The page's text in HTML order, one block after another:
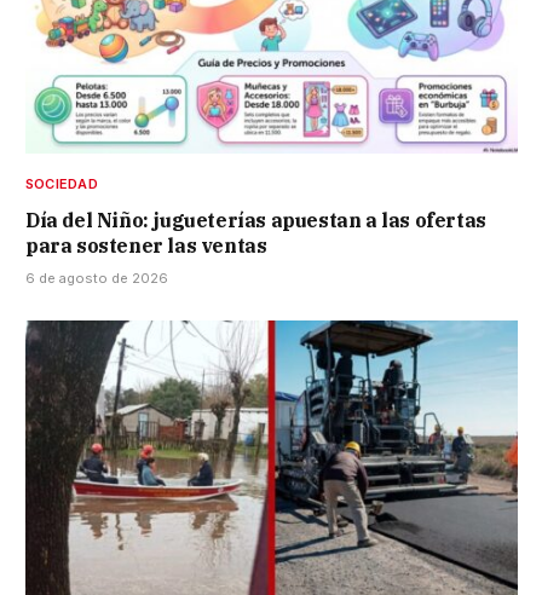
SOCIEDAD
Día del Niño: jugueterías apuestan a las ofertas
para sostener las ventas
6 de agosto de 2026